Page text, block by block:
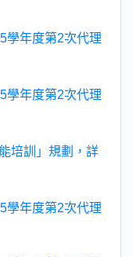
學年度第2次代理
學年度第2次代理
培訓」規劃，詳
學年度第2次代理